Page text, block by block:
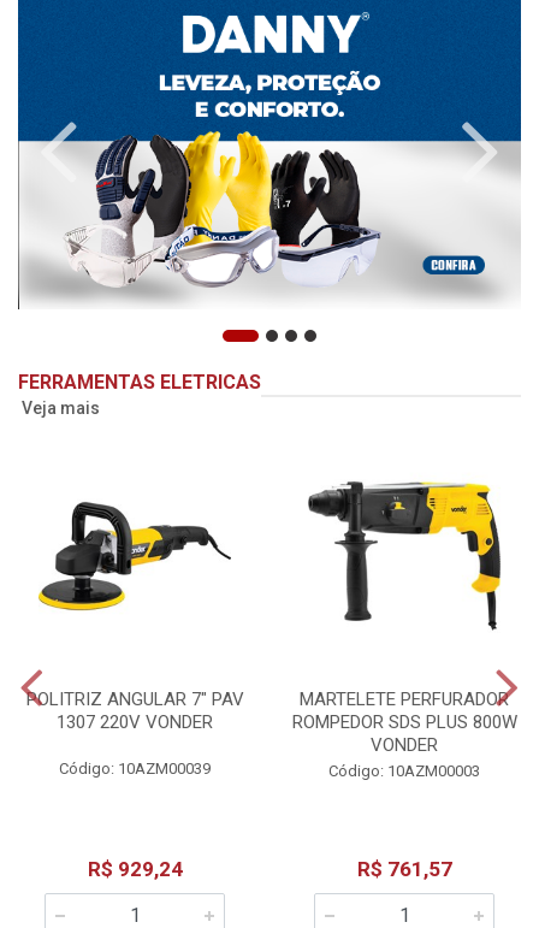
FERRAMENTAS ELETRICAS
Veja mais
POLITRIZ ANGULAR 7" PAV
1307 220V VONDER
Código: 10AZM00039
R$ 929,24
MARTELETE PERFURADOR
ROMPEDOR SDS PLUS 800W
VONDER
Código: 10AZM00003
R$ 761,57